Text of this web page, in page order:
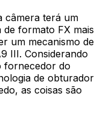
câmera terá um
formato FX mais
um mecanismo de
III. Considerando
fornecedor do
de obturador
as coisas são